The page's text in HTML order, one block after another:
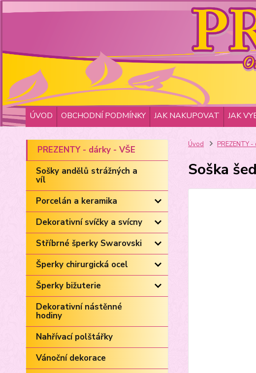
ÚVOD OBCHODNÍ PODMÍNKY JAK NAKUPOVAT JAK
PREZENTY - dárky - VŠE
Sošky andělů strážných a
víl
Porcelán a keramika
Dekorativní svíčky a svícny
Stříbrné šperky Swarovski
Šperky chirurgická ocel
Šperky bižuterie
Dekorativní nástěnné
hodiny
Nahřívací polštářky
Vánoční dekorace
Úvod PREZENTY
Soška